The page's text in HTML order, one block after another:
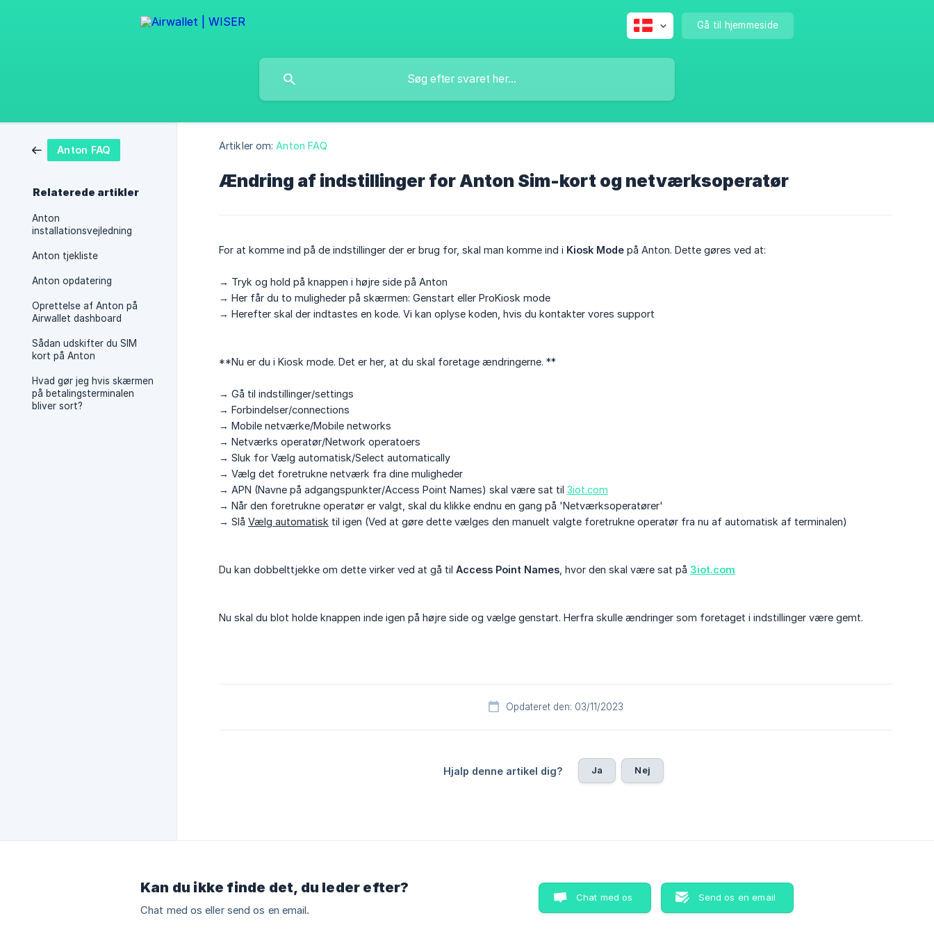
Gå til hjemmeside
Anton FAQ
Relaterede artikler
Anton
installationsvejledning
Anton tjekliste
Anton opdatering
Oprettelse af Anton på
Airwallet dashboard
Sådan udskifter du SIM
kort på Anton
Hvad gør jeg hvis skærmen
på betalingsterminalen
bliver sort?
Artikler om: Anton FAQ
Ændring af indstillinger for Anton Sim-kort og netværksoperatør
For at komme ind på de indstillinger der er brug for, skal man komme ind i Kiosk Mode på Anton. Dette gøres ved at:
→ Tryk og hold på knappen i højre side på Anton
→ Her får du to muligheder på skærmen: Genstart eller ProKiosk mode
→ Herefter skal der indtastes en kode. Vi kan oplyse koden, hvis du kontakter vores support
**Nu er du i Kiosk mode. Det er her, at du skal foretage ændringerne. **
→ Gå til indstillinger/settings
→ Forbindelser/connections
→ Mobile netværke/Mobile networks
→ Netværks operatør/Network operatoers
→ Sluk for Vælg automatisk/Select automatically
→ Vælg det foretrukne netværk fra dine muligheder
→ APN (Navne på adgangspunkter/Access Point Names) skal være sat til 3iot.com
→ Når den foretrukne operatør er valgt, skal du klikke endnu en gang på 'Netværksoperatører'
→ Slå Vælg automatisk til igen (Ved at gøre dette vælges den manuelt valgte foretrukne operatør fra nu af automatisk af terminalen)
Du kan dobbelttjekke om dette virker ved at gå til Access Point Names , hvor den skal være sat på 3iot.com
Nu skal du blot holde knappen inde igen på højre side og vælge genstart. Herfra skulle ændringer som foretaget i indstillinger være gemt.
Opdateret den: 03/11/2023
Hjalp denne artikel dig? Ja Nej
Kan du ikke finde det, du leder efter?
Chat med os eller send os en email.
Chat med os Send os en email